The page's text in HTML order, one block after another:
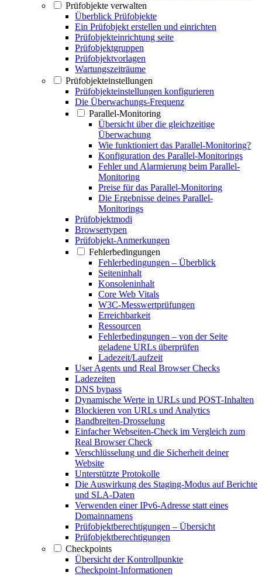
Prüfobjekte verwalten
Überblick Prüfobjekte
Ein Prüfobjekt erstellen und einrichten
Prüfobjekteinrichtung seite
Prüfobjektgruppen
Prüfobjektvorlagen
Wartungszeiträume
Prüfobjekteinstellungen
Prüfobjekteinstellungen konfigurieren
Die Überwachungs-Frequenz
Parallel-Monitoring
Übersicht über die gleichzeitige
Überwachung
Wie funktioniert das Parallel-Monitoring?
Konfiguration des Parallel-Monitorings
Fehler und Alarmierung beim Parallel-
Monitoring
Preise für das Parallel-Monitoring
Die Ergebnisse deines Parallel-
Monitorings
Prüfobjektmodi
Browsertypen
Prüfobjekt-Anmerkungen
Fehlerbedingungen
Fehlerbedingungen – Überblick
Seiteninhalt
Konsoleninhalt
Core Web Vitals
W3C-Messwertprüfungen
Erreichbarkeit
Ressourcen
Fehlerbedingungen – von der Seite
geladene URLs überprüfen
Ladezeit/Laufzeit
User Agents und Real Browser Checks
Ladezeiten
DNS bypass
Dynamische Werte in URLs und POST-Inhalten
Blockieren von URLs und Analytics
Bandbreiten-Drosselung
Einfacher Webseiten-Check im Vergleich zum
Real Browser Check
Verschlüsselung und die Sicherheit deiner
Website
Unterstützte Protokolle
Die Auswirkung des Staging-Modus auf Berichte
und SLA-Daten
Verwenden einer IPv6-Adresse statt eines
Domainnamens
Prüfobjektberechtigungen – Übersicht
Prüfobjektberechtigungen
Checkpoints
Übersicht der Kontrollpunkte
Checkpoint-Informationen